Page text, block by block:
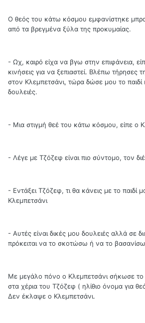
Ο θεός του κάτω κόσμου εμφανίστηκε
από τα βρεγμένα ξύλα της προκυμαίας.
- Ωχ, καιρό είχα να βγω στην επιφάνεια,
κινήσεις για να ξεπιαστεί. Βλέπω τήρησες
στον Κλεμπετσάνι, τώρα δώσε μου το παιδί
δουλειές.
- Μια στιγμή θεέ του κάτω κόσμου, είπε ο
- Λέγε με Τζόζεφ είναι πιο σύντομο, τον
- Εντάξει Τζόζεφ, τι θα κάνεις με το παιδί
Κλεμπετσάνι
- Αυτές είναι δικές μου δουλειές αλλά σε
πρόκειται να το σκοτώσω ή να το
Με μεγάλο πόνο ο Κλεμπετσάνι σήκωσε το
στα χέρια του Τζόζεφ ( ηλίθιο όνομα για
Δεν έκλαψε ο Κλεμπετσάνι.